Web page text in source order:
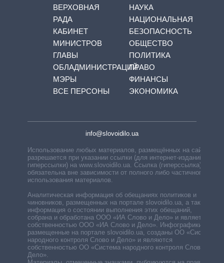
ВЕРХОВНАЯ
РАДА
КАБИНЕТ
МИНИСТРОВ
ГЛАВЫ
ОБЛАДМИНИСТРАЦИЙ
МЭРЫ
ВСЕ ПЕРСОНЫ
НАУКА
НАЦИОНАЛЬНАЯ
БЕЗОПАСНОСТЬ
ОБЩЕСТВО
ПОЛИТИКА
ПРАВО
ФИНАНСЫ
ЭКОНОМИКА
info@slovoidilo.ua
Использование любых материалов, размещённых на сайте,
разрешается при указании ссылки (для интернет-изданий —
гиперссылки) на www.slovoidilo.ua. Ссылка (гиперссылка)
обязательна вне зависимости от полного либо частичного
использования материалов.
Аналитическая информация об обещаниях политиков и
чиновников, размещенных на портале slovoidilo.ua, а также
информация о состоянии выполнения этих обещаний,
собрана и обработана ООО «ИА Слово и Дело» и является
собственностью ООО «ИА Слово и Дело». Инфографики,
размещенные на портале slovoidilo.ua, созданы ОО «Система
народного контроля Слово и Дело» и являются
собственностью ОО «Система народного контроля Слово и
Дело».